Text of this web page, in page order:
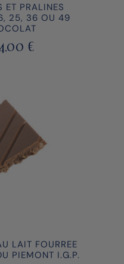
ET PRALINES
25, 36 OU 49
€
LAIT FOURREE
PIEMONT I.G.P.